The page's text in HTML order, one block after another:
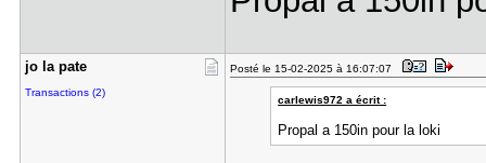
jo la pate
Transactions (2)
Posté le 15-02-2025 à 16:07:07
carlewis972 a écrit :
Propal a 150in pour la loki